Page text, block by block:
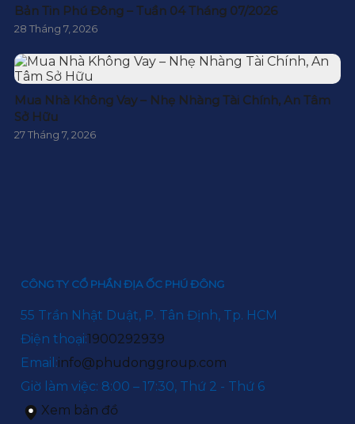
Bản Tin Phú Đông – Tuần 04 Tháng 07/2026
28 Tháng 7, 2026
Mua Nhà Không Vay – Nhẹ Nhàng Tài Chính, An Tâm
Sở Hữu
27 Tháng 7, 2026
CÔNG TY CỔ PHẦN ĐỊA ỐC PHÚ ĐÔNG
55 Trần Nhật Duật, P. Tân Định, Tp. HCM
Điện thoại:1900292939
Email:info@phudonggroup.com
Giờ làm việc: 8:00 – 17:30, Thứ 2 - Thứ 6
Xem bản đồ